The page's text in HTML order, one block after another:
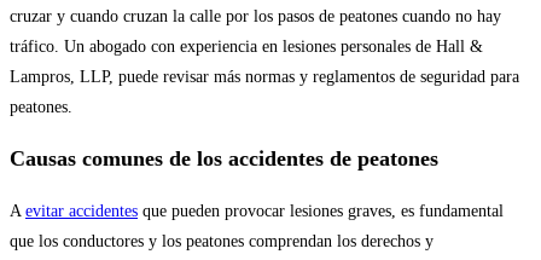
cruzar y cuando cruzan la calle por los pasos de peatones cuando no hay
tráfico. Un abogado con experiencia en lesiones personales de Hall &
Lampros, LLP, puede revisar más normas y reglamentos de seguridad para
peatones.
Causas comunes de los accidentes de peatones
A evitar accidentes que pueden provocar lesiones graves, es fundamental
que los conductores y los peatones comprendan los derechos y